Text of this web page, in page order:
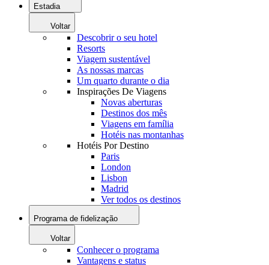
Estadia
Voltar
Descobrir o seu hotel
Resorts
Viagem sustentável
As nossas marcas
Um quarto durante o dia
Inspirações De Viagens
Novas aberturas
Destinos dos mês
Viagens em família
Hotéis nas montanhas
Hotéis Por Destino
Paris
London
Lisbon
Madrid
Ver todos os destinos
Programa de fidelização
Voltar
Conhecer o programa
Vantagens e status